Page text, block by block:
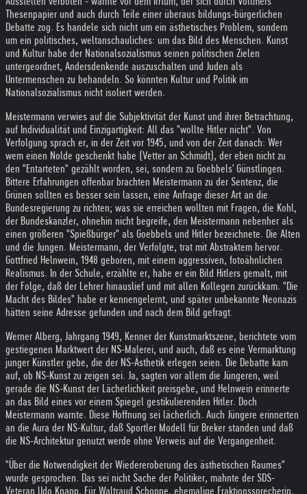
Thesenpapier und auch durch Teile einer überaus bildungs-bürgerlichen
Debatte zog. Es handele sich nicht um ein ästhetisches Problem, sondern
um ein politisches, weltanschauliches: um das Bild des Menschen. Kunst
und Kultur habe der Nationalsozialismus seinen politischen Zielen
untergeordnet, Andersdenkende auszuschalten und Juden als
Untermenschen zu behandeln. So könnten Kultur und Politik im
Nationalsozialismus nicht isoliert werden.
Meistermann verwies auf die Subjektivität der Kunst und ihrer Betrachtung,
auf Individualität und Einzigartigkeit: All das "wollte Hitler nicht". Von
Verfolgung sprach er, in der Zeit vor 1945, und von der Zeit danach: Wer
wem einen Nolde geschenkt habe (Vetter an Schmidt), der eben nicht zu
den "Entarteten" gezählt worden, sei, sondern zu Goebbels' Günstlingen.
Bittere Erfahrungen offenbar brachten Meistermann zu der Sentenz, die
Grünen sollten es besser sein lassen, eine Anfrage dieser Art an die
Bundesregierung zu richten; was sie erreichen wollten mit Fragen, die Kohl,
der Bundeskanzler, ohnehin nicht begreife, den Meistermann nebenher als
einen größeren "Spießbürger" als Goebbels und Hitler bezeichnete. Die Alten
und die Jungen. Meistermann, der Verfolgte, trat mit Abstraktem hervor.
Gottfried Helnwein, 1948 geboren, mit einem aggressiven, fotoähnlichen
Realismus. In der Schule, erzählte er, habe er ein Bild Hitlers gemalt, mit
der Folge, daß der Lehrer hinauslief und mit allen Kollegen zurückkam. "Die
Macht des Bildes" habe er kennengelernt, und später unbekannte Neonazis
hätten seine Adresse gefunden und nach dem Bild gefragt.
Werner Alberg, Jahrgang 1949, Kenner der Kunstmarktszene, berichtete vom
gestiegenen Marktwert der NS-Malerei, und auch, daß es eine Vermarktung
junger Künstler gebe, die der NS-Ästhetik erlegen seien. Die Debatte kam
auf, ob NS-Kunst zu zeigen sei. Ja, sagten vor allem die Jüngeren, weil
gerade die NS-Kunst der Lächerlichkeit preisgebe, und Helnwein erinnerte
an das Bild eines vor einem Spiegel gestikulierenden Hitler. Doch
Meistermann warnte. Diese Hoffnung sei lächerlich. Auch Jüngere erinnerten
an die Aura der NS-Kultur, daß Sportler Modell für Breker standen und daß
die NS-Architektur genutzt werde ohne Verweis auf die Vergangenheit.
"Über die Notwendigkeit der Wiedereroberung des ästhetischen Raumes"
wurde gesprochen. Das sei nicht Sache der Politiker, mahnte der SDS-
Veteran Udo Knapp. Für Waltraud Schoppe, ehemalige Fraktionssprecherin,